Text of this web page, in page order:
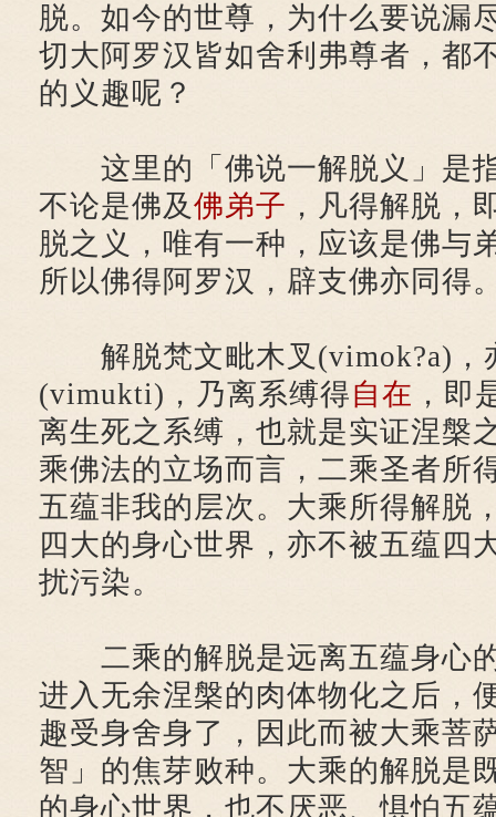
脱。如今的世尊，为什么要说漏
切大阿罗汉皆如舍利弗尊者，都
的义趣呢？
这里的「佛说一解脱义」是
不论是佛及 佛弟子 ，凡得解脱，
脱之义，唯有一种，应该是佛与
所以佛得阿罗汉，辟支佛亦同得
解脱梵文毗木叉(vimok?a)，
(vimukti)，乃离系缚得自在 ，即
离生死之系缚，也就是实证涅槃
乘佛法的立场而言，二乘圣者所
五蕴非我的层次。大乘所得解脱
四大的身心世界，亦不被五蕴四
扰污染。
二乘的解脱是远离五蕴身心
进入无余涅槃的肉体物化之后，
趣受身舍身了，因此而被大乘菩
智」的焦芽败种。大乘的解脱是
的身心世界，也不厌恶、惧怕五